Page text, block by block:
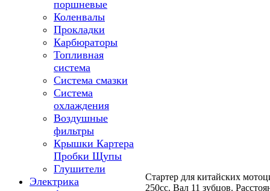
поршневые
Коленвалы
Прокладки
Карбюраторы
Топливная
система
Система смазки
Система
охлаждения
Воздушные
фильтры
Крышки Картера
Пробки Щупы
Глушители
Электрика
Стартер для китайских
250сс. Вал 11 зубцов.